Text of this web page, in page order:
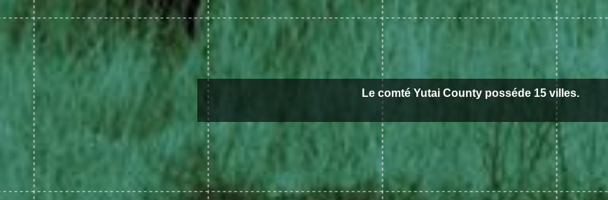
Le comté Yutai County posséde 15 villes.